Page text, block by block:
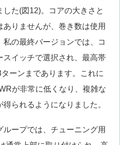
た(図12)。コアの大きさと
りませんが、巻き数は使用
の最終バージョンでは、コ
イッチで選択され、最高帯
ーンまであります。これに
が非常に低くなり、複雑な
られるようになりました。
ープでは、チューニング用